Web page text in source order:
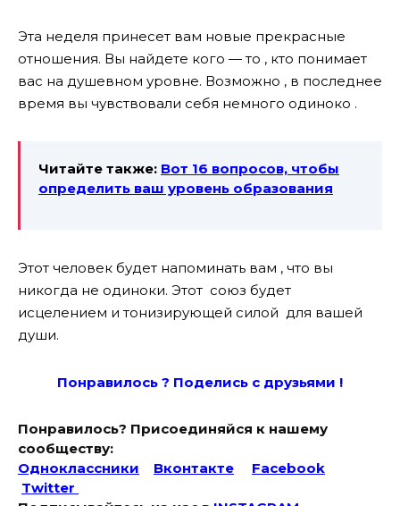
Эта неделя принесет вам новые прекрасные
отношения. Вы найдете кого — то , кто понимает
вас на душевном уровне. Возможно , в последнее
время вы чувствовали себя немного одиноко .
Читайте также: Вот 16 вопросов, чтобы
определить ваш уровень образования
Этот человек будет напоминать вам , что вы
никогда не одиноки. Этот союз будет
исцелением и тонизирующей силой для вашей
души.
Понравилось ? Поделись с друзьями !
Понравилось? Присоединяйся к нашему
сообществу:
Одноклассники
Вконтакте
Facebook
Twitter